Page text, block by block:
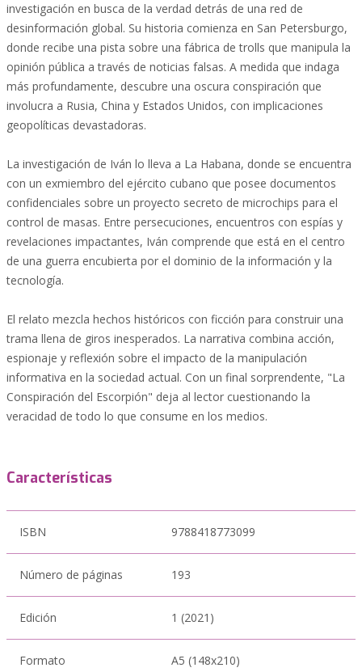
investigación en busca de la verdad detrás de una red de
desinformación global. Su historia comienza en San Petersburgo,
donde recibe una pista sobre una fábrica de trolls que manipula la
opinión pública a través de noticias falsas. A medida que indaga
más profundamente, descubre una oscura conspiración que
involucra a Rusia, China y Estados Unidos, con implicaciones
geopolíticas devastadoras.
La investigación de Iván lo lleva a La Habana, donde se encuentra
con un exmiembro del ejército cubano que posee documentos
confidenciales sobre un proyecto secreto de microchips para el
control de masas. Entre persecuciones, encuentros con espías y
revelaciones impactantes, Iván comprende que está en el centro
de una guerra encubierta por el dominio de la información y la
tecnología.
El relato mezcla hechos históricos con ficción para construir una
trama llena de giros inesperados. La narrativa combina acción,
espionaje y reflexión sobre el impacto de la manipulación
informativa en la sociedad actual. Con un final sorprendente, "La
Conspiración del Escorpión" deja al lector cuestionando la
veracidad de todo lo que consume en los medios.
Características
ISBN 9788418773099
Número de páginas 193
Edición 1 (2021)
Formato A5 (148x210)